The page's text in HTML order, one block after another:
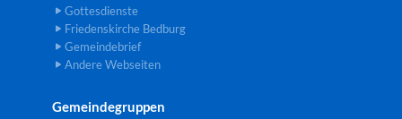
Gottesdienste
Friedenskirche Bedburg
Gemeindebrief
Andere Webseiten
Gemeindegruppen